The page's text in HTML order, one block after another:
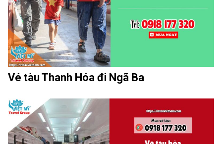
Vé tàu Thanh Hóa đi Ngã Ba